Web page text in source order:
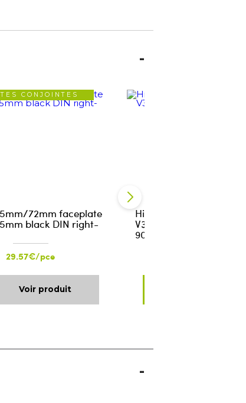
CONJOINTES
72mm faceplate
black DIN right-
29.57€/pce
Voir produit
Hinge set design for
V3420 Matte Black RAL
9005/piece